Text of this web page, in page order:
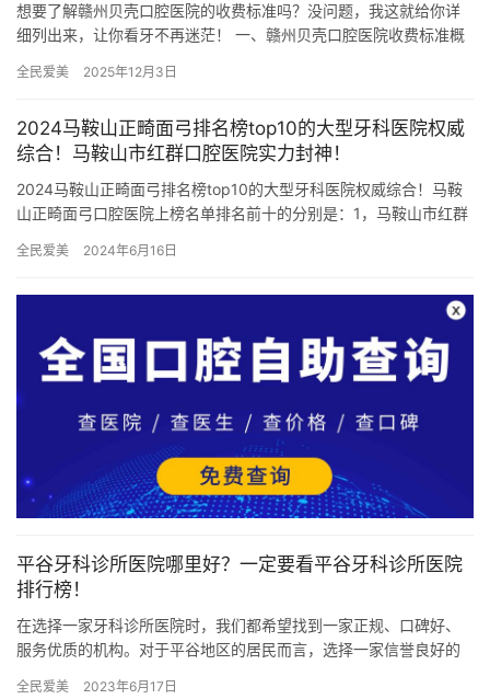
想要了解赣州贝壳口腔医院的收费标准吗？没问题，我这就给你详
细列出来，让你看牙不再迷茫！ 一、赣州贝壳口腔医院收费标准概
生部…
全民爱美 2025年12月3日
2024马鞍山正畸面弓排名榜top10的大型牙科医院权威
综合！马鞍山市红群口腔医院实力封神！
2024马鞍山正畸面弓排名榜top10的大型牙科医院权威综合！马鞍
山正畸面弓口腔医院上榜名单排名前十的分别是：1，马鞍山市红群
全民爱美 2024年6月16日
平谷牙科诊所医院哪里好？一定要看平谷牙科诊所医院
排行榜！
在选择一家牙科诊所医院时，我们都希望找到一家正规、口碑好、
服务优质的机构。对于平谷地区的居民而言，选择一家信誉良好的
全民爱美 2023年6月17日